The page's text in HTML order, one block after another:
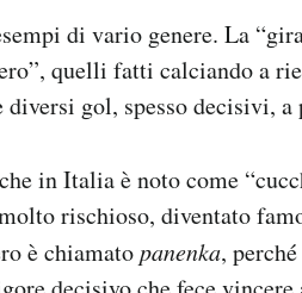
di vario genere. La
quelli fatti calciando a
gol, spesso decisivi,
in Italia è noto come
rischioso, diventato
è chiamatopanenka,